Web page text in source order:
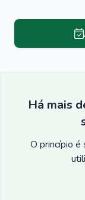
Há mais
O princípio